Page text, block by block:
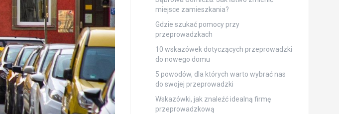
miejsce zamieszkania?
Gdzie szukać pomocy przy
przeprowadzkach
10 wskazówek dotyczących przeprowadzki
do nowego domu
5 powodów, dla których warto wybrać nas
do swojej przeprowadzki
Wskazówki, jak znaleźć idealną firmę
przeprowadzkową